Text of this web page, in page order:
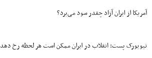
آمریکا از ایران آزاد چقدر سود می‌برد؟
نیویورک پست: انقلاب در ایران ممکن است هر لحظه رخ دهد